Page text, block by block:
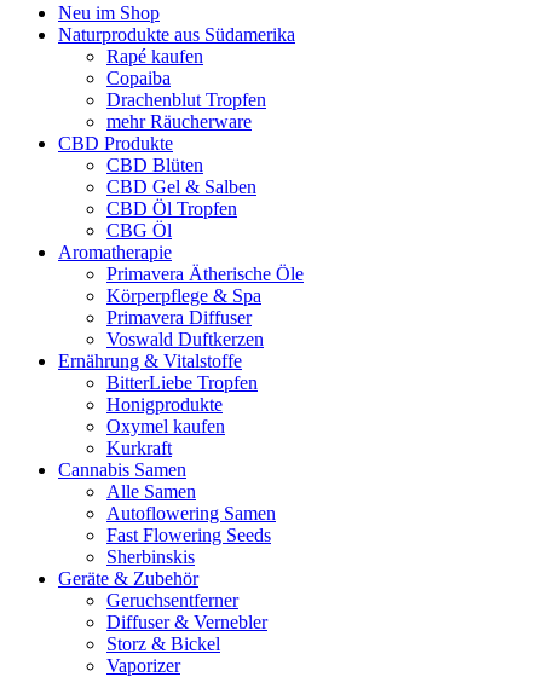
Neu im Shop
Naturprodukte aus Südamerika
Rapé kaufen
Copaiba
Drachenblut Tropfen
mehr Räucherware
CBD Produkte
CBD Blüten
CBD Gel & Salben
CBD Öl Tropfen
CBG Öl
Aromatherapie
Primavera Ätherische Öle
Körperpflege & Spa
Primavera Diffuser
Voswald Duftkerzen
Ernährung & Vitalstoffe
BitterLiebe Tropfen
Honigprodukte
Oxymel kaufen
Kurkraft
Cannabis Samen
Alle Samen
Autoflowering Samen
Fast Flowering Seeds
Sherbinskis
Geräte & Zubehör
Geruchsentferner
Diffuser & Vernebler
Storz & Bickel
Vaporizer